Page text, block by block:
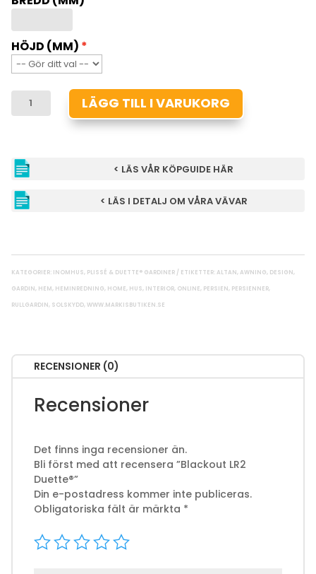
HÖJD (MM)
BLACKOUT
LR2
LÄGG TILL I VARUKORG
< LÄS VÅR KÖPGUIDE HÄR
< LÄS I DETALJ OM VÅRA VÄVAR
KATEGORIER: INOMHUS, PLISSÉ & DUETTE® GARDINER ETIKETTER:ALTAN,AWNING, DESIGN,
GARDIN, HEM, HEMINREDNING, HOME, HUS, INTERIOR, ONLINE, PERSIEN, PERSIENNER,
RULLGARDIN, SOLSKYDD,WWW.MARKISBUTIKEN.SE
RECENSIONER (0)
Recensioner
Det finns inga recensioner än.
Bli först med att recensera ”Blackout LR2
Duette®”
Din e-postadress kommer inte publiceras.
Obligatoriska fält är märkta *